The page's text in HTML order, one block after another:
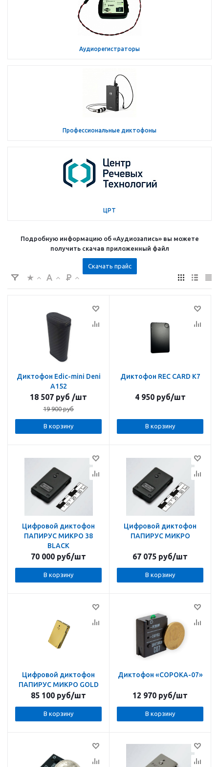
Аудиорегистраторы
Профессиональные диктофоны
ЦРТ
Подробную информацию об «Аудиозапись» вы можете
получить скачав приложенный файл
Скачать прайс
Диктофон Edic-mini Deni
A152
18 507 руб /шт
19 900руб
В корзину
Диктофон REC CARD K7
4 950руб/шт
В корзину
Цифровой диктофон
ПАПИРУС МИКРО 38
BLACK
70 000 руб/шт
В корзину
Цифровой диктофон
ПАПИРУС МИКРО
67 075 руб/шт
В корзину
Цифровой диктофон
ПАПИРУС МИКРО GOLD
85 100 руб/шт
В корзину
Диктофон «СОРОКА-07»
12 970 руб/шт
В корзину